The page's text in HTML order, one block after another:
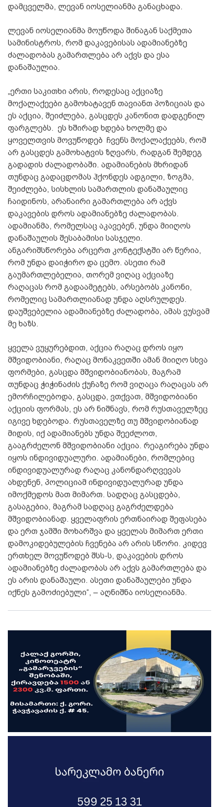
დამცველმა, ლევან იოსელიანმა განაცხადა.
ლევან იოსელიანმა მოუწოდა შინაგან საქმეთა
სამინისტროს, რომ დაკავებისას ადამიანებზე
ძალადობას გამართლება არ აქვს და ესა
დანაშაულია.
„ერთი საკითხი არის, როდესაც აქციაზე
მოქალაქეები გამოხატავენ თავიანთ პოზიციას და
ეს აქცია, შეიძლება, გასცდეს კანონით დადგენილ
ფარგლებს. ეს ხშირად ხდება ხოლმე და
ყოველთვის მოვუწოდებ ჩვენს მოქალაქეებს, რომ
არ გასცდეს გამოხატვის ზღვარს, რადგან შემდეგ
გადადის ძალადობაში. ადამიანების მხრიდან
თუნდაც გადაცდომას ჰქონდეს ადგილი, ზოგმა,
შეიძლება, სისხლის სამართლის დანაშაულიც
ჩაიდინოს, არანაირი გამართლება არ აქვს
დაკავების დროს ადამიანებზე ძალადობას.
ადამიანმა, რომელსაც აკავებენ, უნდა მიიღოს
დანაშაულის შესაბამისი სასჯელი.
ანგარიშსწორება არცერთ კონტექსტში არ წერია,
რომ უნდა დაიჭირო და ცემო. ასეთი რამ
გაუმართლებელია, თორემ ვიღაც აქციაზე
რაღაცას რომ გადაამეტებს, არსებობს კანონი,
რომელიც სამართლიანად უნდა აღსრულდეს.
დაუშვებელია ადამიანებზე ძალადობა, ამას ვუსვამ
მე ხაზს.
ყველა ვუყურებდით, აქცია რაღაც დროს იყო
მშვიდობიანი, რაღაც მონაკვეთში ამან მიიღო სხვა
ფორმები, გასცდა მშვიდობიანობას, მაგრამ
თუნდაც ჭიჭინაძის ქუჩაზე რომ ვიღაცა რაღაცას არ
ემორჩილებოდა, გასცდა, ვთქვათ, მშვიდობიანი
აქციის ფორმას, ეს არ ნიშნავს, რომ რუსთაველზეც
იგივე ხდებოდა. რუსთაველზე თუ მშვიდობიანად
მიდის, იქ ადამიანებს უნდა შეეძლოთ,
გააგრძელონ მშვიდობიანი აქცია. რეაგირება უნდა
იყოს ინდივიდუალური. ადამიანები, რომლებიც
ინდივიდუალურად რაღაც კანონდარღვევას
ახდენენ, პოლიციამ ინდივიდუალურად უნდა
იმოქმედოს მათ მიმართ. სადღაც გასცდება,
გასაგებია, მაგრამ სადღაც გაგრძელდება
მშვიდობიანად. ყველაფრის ერთნაირად შეფასება
და ერთ ჯამში მოხარშვა და ყველას მიმართ ერთი
დამოკიდებულების ჩვენება არ არის სწორი. კიდევ
ერთხელ მოვუწოდებ შსს-ს, დაკავების დროს
ადამიანებზე ძალადობას არ აქვს გამართლება და
ეს არის დანაშაული. ასეთი დანაშაულები უნდა
იქნეს გამოძიებული“, – აღნიშნა იოსელიანმა.